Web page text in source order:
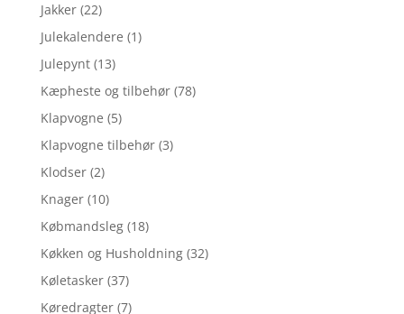
Jakker (22)
Julekalendere (1)
Julepynt (13)
Kæpheste og tilbehør (78)
Klapvogne (5)
Klapvogne tilbehør (3)
Klodser (2)
Knager (10)
Købmandsleg (18)
Køkken og Husholdning (32)
Køletasker (37)
Køredragter (7)